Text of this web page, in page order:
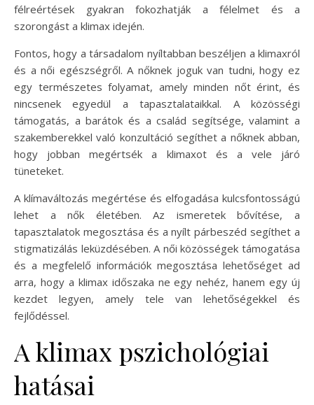
félreértések gyakran fokozhatják a félelmet és a
szorongást a klimax idején.
Fontos, hogy a társadalom nyíltabban beszéljen a klimaxról
és a női egészségről. A nőknek joguk van tudni, hogy ez
egy természetes folyamat, amely minden nőt érint, és
nincsenek egyedül a tapasztalataikkal. A közösségi
támogatás, a barátok és a család segítsége, valamint a
szakemberekkel való konzultáció segíthet a nőknek abban,
hogy jobban megértsék a klimaxot és a vele járó
tüneteket.
A klímaváltozás megértése és elfogadása kulcsfontosságú
lehet a nők életében. Az ismeretek bővítése, a
tapasztalatok megosztása és a nyílt párbeszéd segíthet a
stigmatizálás leküzdésében. A női közösségek támogatása
és a megfelelő információk megosztása lehetőséget ad
arra, hogy a klimax időszaka ne egy nehéz, hanem egy új
kezdet legyen, amely tele van lehetőségekkel és
fejlődéssel.
A klimax pszichológiai
hatásai